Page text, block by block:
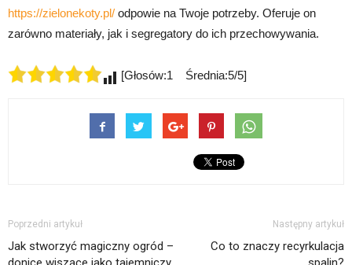
https://zielonekoty.pl/ odpowie na Twoje potrzeby. Oferuje on
zarówno materiały, jak i segregatory do ich przechowywania.
[Głosów:1 Średnia:5/5]
Poprzedni artykuł
Jak stworzyć magiczny ogród –
Następny artykuł
Co to znaczy recyrkulacja